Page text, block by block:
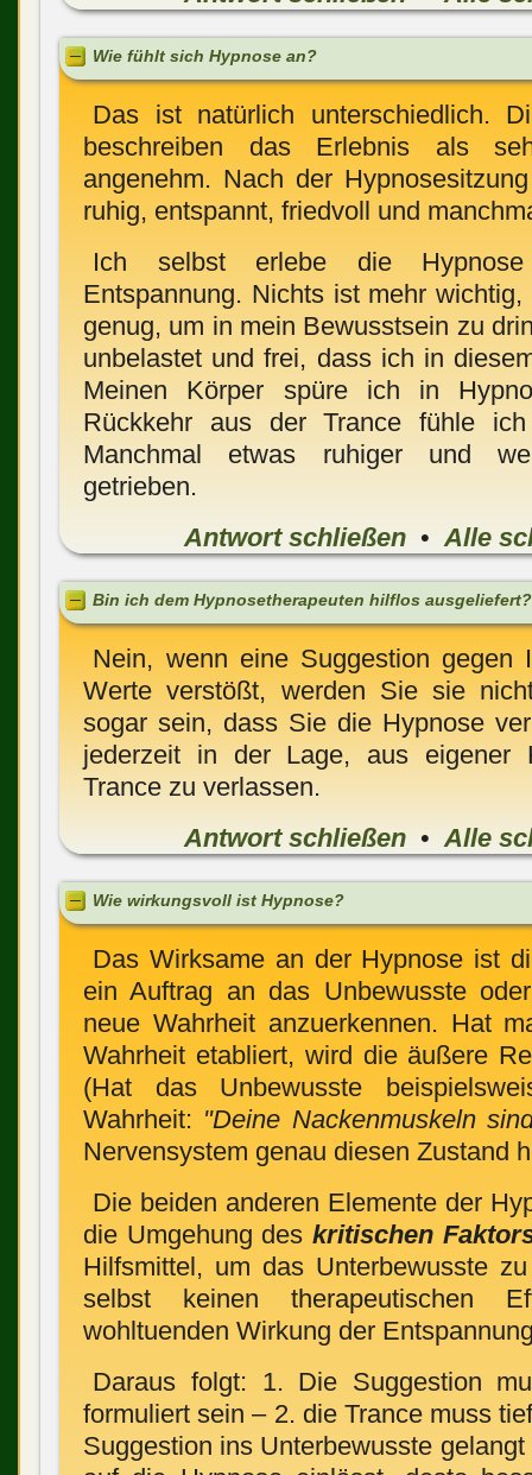
Wie fühlt sich Hypnose an?
Das ist natürlich unterschiedlich.
beschreiben das Erlebnis als
angenehm. Nach der
ruhig, entspannt, friedvoll und
Ich selbst erlebe die
Entspannung. Nichts ist mehr
genug, um in mein Bewusstsein zu
unbelastet und frei, dass ich in
Meinen Körper spüre ich in
Rückkehr aus der Trance fühle
Manchmal etwas ruhiger und
getrieben.
Antwort schließen •Alle
Bin ich dem Hypnosetherapeuten hilflos ausgeliefert?
Nein, wenn eine Suggestion gegen
Werte verstößt, werden Sie sie
sogar sein, dass Sie die Hypnose
jederzeit in der Lage, aus eigener
Trance zu verlassen.
Antwort schließen •Alle
Wie wirkungsvoll ist Hypnose?
Das Wirksame an der Hypnose ist
ein Auftrag an das Unbewusste
neue Wahrheit anzuerkennen. Hat
Wahrheit etabliert, wird die äußere
(Hat das Unbewusste
Wahrheit: "Deine Nackenmuskeln
Nervensystem genau diesen Zustand
Die beiden anderen Elemente der
die Umgehung deskritischen
Hilfsmittel, um das Unterbewusste
selbst keinen therapeutischen
wohltuenden Wirkung der
Daraus folgt: 1. Die Suggestion
formuliert sein – 2. die Trance muss
Suggestion ins Unterbewusste